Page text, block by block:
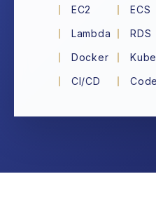
EC2
ECS
Lambda
RDS
Docker
CI/CD